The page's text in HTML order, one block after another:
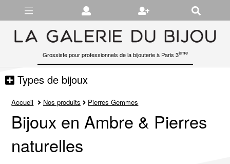
Grossiste pour professionnels de la bijouterie à Paris 3ème
Types de bijoux
Accueil Nos produits Pierres Gemmes
Bijoux en Ambre & Pierres
naturelles
Gérer les préférences en matière de cookies